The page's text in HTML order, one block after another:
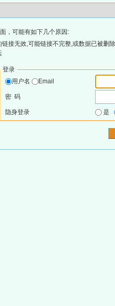
，可能有如下几个原因:
接无效,可能链接不完整,或数据已被删
登录
用户名
Email
密 码
隐身登录 是